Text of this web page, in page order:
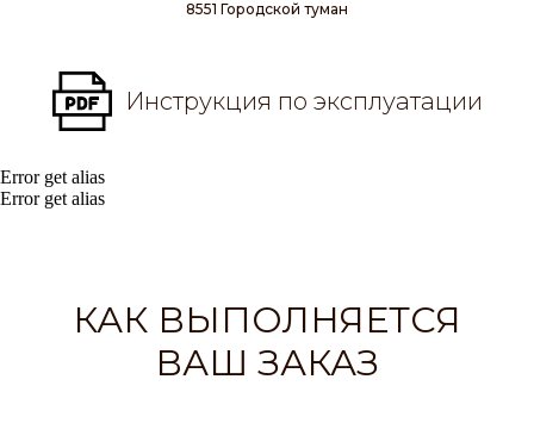
8551 Городской туман
Инструкция по эксплуатации
Error get alias
Error get alias
КАК ВЫПОЛНЯЕТСЯ
ВАШ ЗАКАЗ